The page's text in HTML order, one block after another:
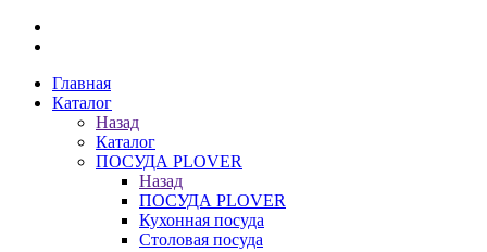
Главная
Каталог
Назад
Каталог
ПОСУДА PLOVER
Назад
ПОСУДА PLOVER
Кухонная посуда
Столовая посуда